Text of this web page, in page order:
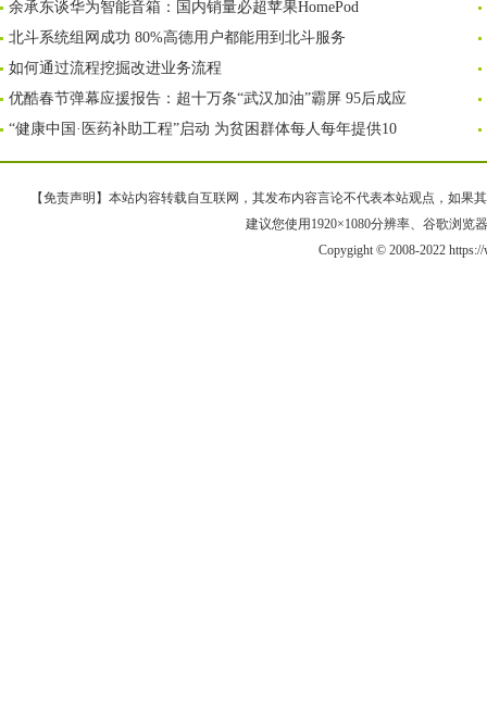
余承东谈华为智能音箱：国内销量必超苹果HomePod
北斗系统组网成功 80%高德用户都能用到北斗服务
如何通过流程挖掘改进业务流程
优酷春节弹幕应援报告：超十万条“武汉加油”霸屏 95后成应
“健康中国·医药补助工程”启动 为贫困群体每人每年提供10
【免责声明】本站内容转载自互联网，其发布内容言论不代表本站观点，如果
建议您使用1920×1080分辨率、谷歌浏览
Copygight © 2008-2022